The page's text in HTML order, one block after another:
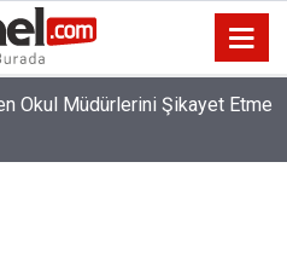
Okul Müdürlerini Şikayet Etme